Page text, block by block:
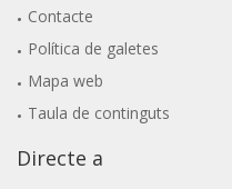
Contacte
Política de galetes
Mapa web
Taula de continguts
Directe a